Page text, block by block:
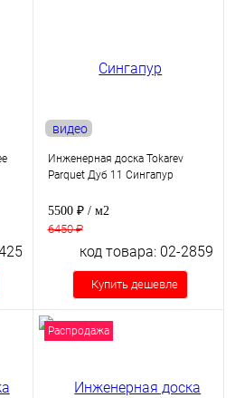
видео
Инженерная доска Tokarev
Parquet Дуб 11 Сингапур
5500 ₽ / м2
6450 ₽
код товара: 02-2859
Купить дешевле
Распродажа